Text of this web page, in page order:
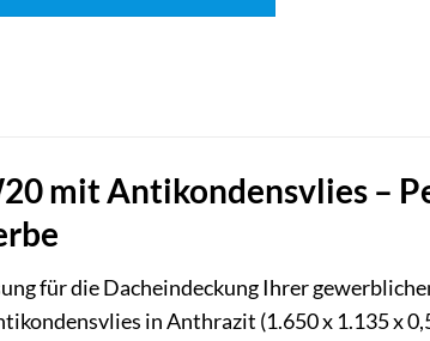
mit Antikondensvlies –
für die Dacheindeckung Ihrer
in Anthrazit (1.650 x 1.135 x